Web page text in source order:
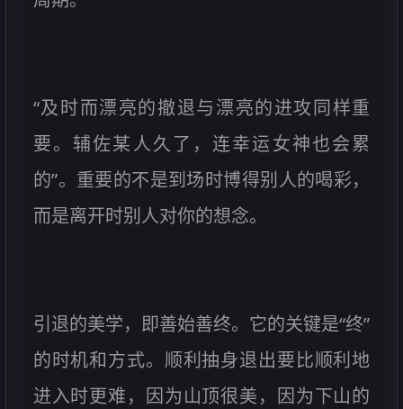
“及时而漂亮的撤退与漂亮的进攻同样重
要。辅佐某人久了，连幸运女神也会累
的”。重要的不是到场时博得别人的喝彩，
而是离开时别人对你的想念。
引退的美学，即善始善终。它的关键是“终”
的时机和方式。顺利抽身退出要比顺利地
进入时更难，因为山顶很美，因为下山的